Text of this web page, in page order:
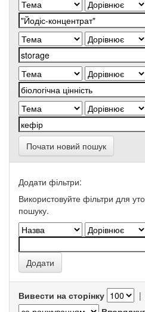
Почати новий пошук
Додати фільтри:
Використовуйте фільтри для
пошуку.
Вивести на сторінку |